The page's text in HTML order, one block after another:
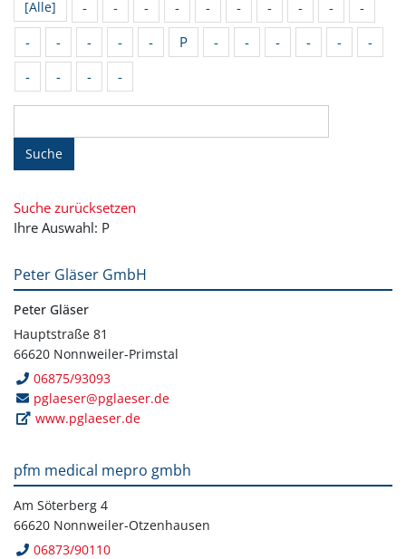
[Alle] - - - - - - - - -
-
-
- - - - P - - - - -
-
-
- - -
Suche
Suche zurücksetzen
Ihre Auswahl: P
Peter Gläser GmbH
Peter Gläser
Hauptstraße 81
66620 Nonnweiler-Primstal
06875/93093
pglaeser@pglaeser.de
www.pglaeser.de
pfm medical mepro gmbh
Am Söterberg 4
66620 Nonnweiler-Otzenhausen
06873/90110